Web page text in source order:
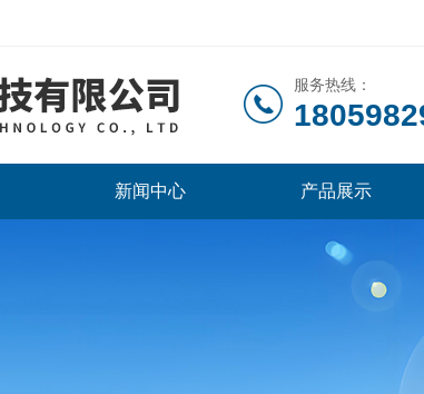
服务热线：
新闻中心 产品展示